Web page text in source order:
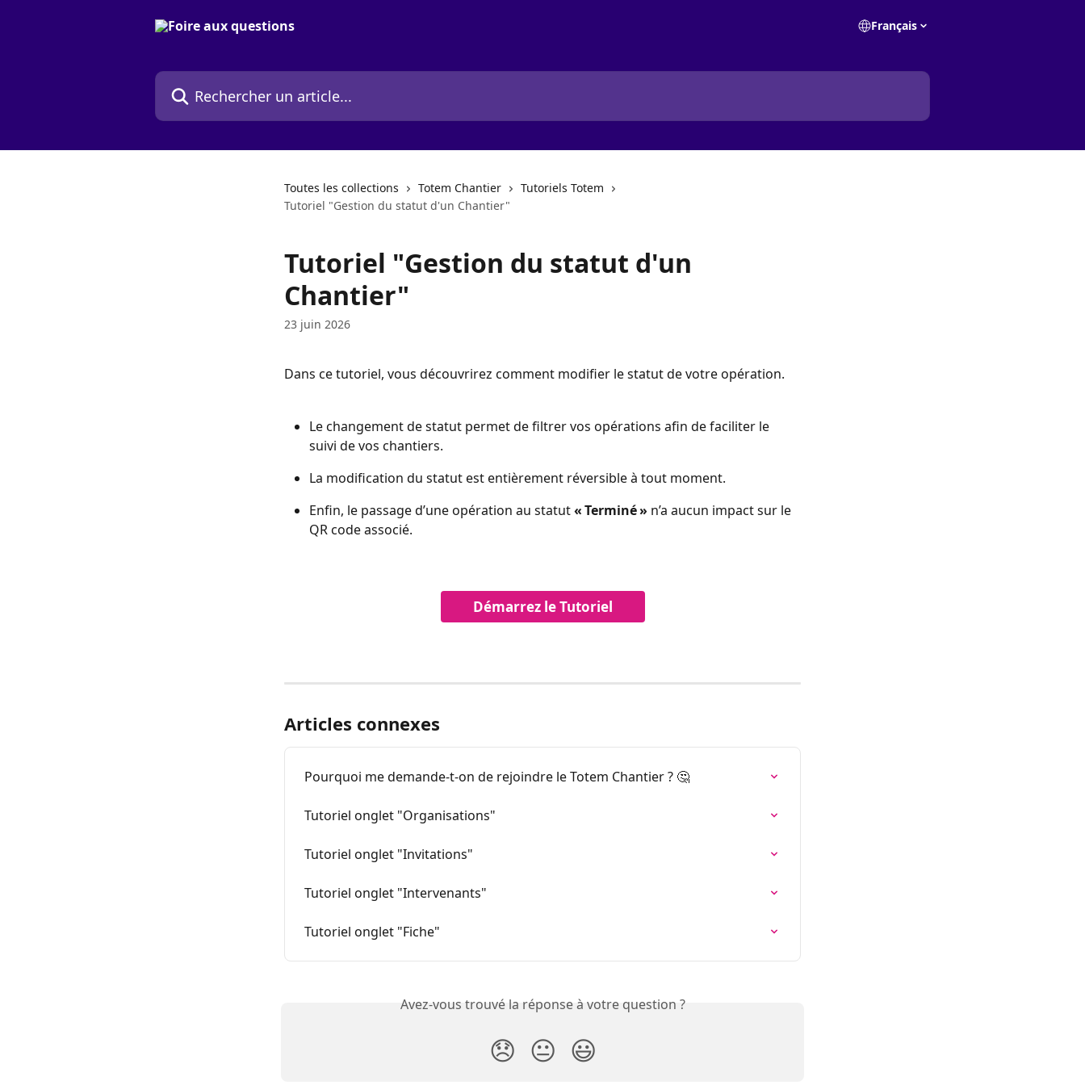
Français
Rechercher un article...
Toutes les collections Totem Chantier
Tutoriels Totem
Tutoriel "Gestion du statut d'un Chantier"
Tutoriel "Gestion du statut d'un
Chantier"
23 juin 2026
Dans ce tutoriel, vous découvrirez comment modifier le statut de votre opération.
Le changement de statut permet de filtrer vos opérations afin de faciliter le
suivi de vos chantiers.
La modification du statut est entièrement réversible à tout moment.
Enfin, le passage d’une opération au statut « Terminé » n’a aucun impact sur le
QR code associé.
Démarrez le Tutoriel
Articles connexes
Pourquoi me demande-t-on de rejoindre le Totem Chantier ? 🤔
Tutoriel onglet "Organisations"
Tutoriel onglet "Invitations"
Tutoriel onglet "Intervenants"
Tutoriel onglet "Fiche"
Avez-vous trouvé la réponse à votre question ?
😞 😐 😃